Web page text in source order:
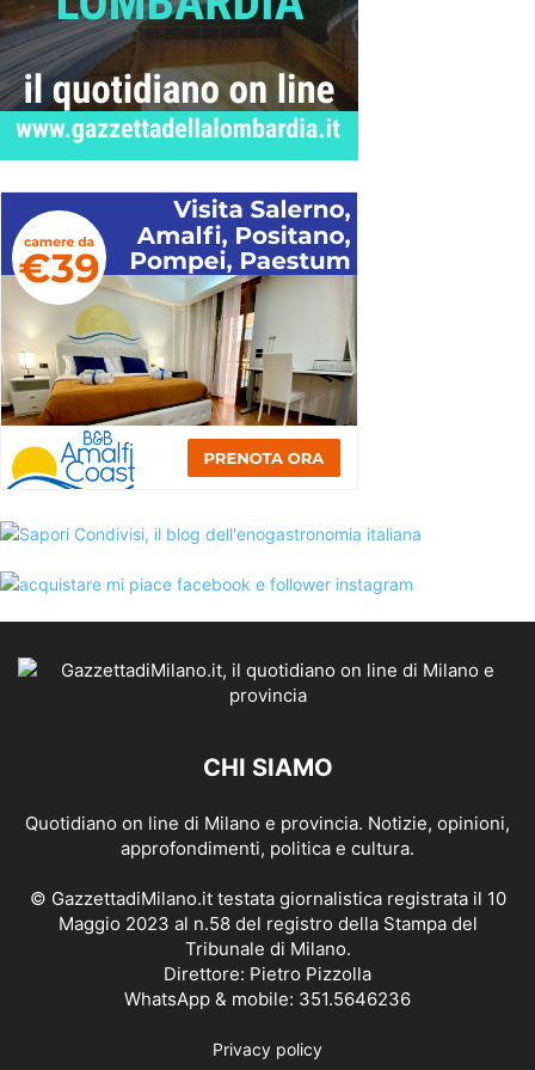
CHI SIAMO
Quotidiano on line di Milano e provincia. Notizie, opinioni,
approfondimenti, politica e cultura.
© GazzettadiMilano.it testata giornalistica registrata il 10
Maggio 2023 al n.58 del registro della Stampa del
Tribunale di Milano.
Direttore: Pietro Pizzolla
WhatsApp & mobile: 351.5646236
Privacy policy